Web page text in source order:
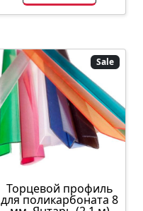
Sale
Торцевой профиль
для поликарбоната 8